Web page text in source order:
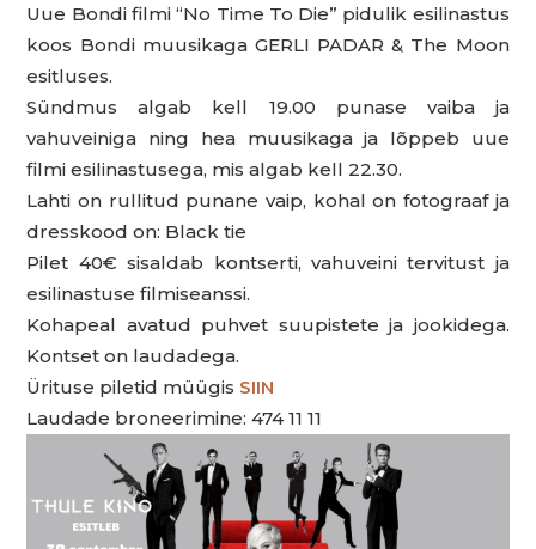
Uue Bondi filmi “No Time To Die” pidulik esilinastus
koos Bondi muusikaga GERLI PADAR & The Moon
esitluses.
Sündmus algab kell 19.00 punase vaiba ja
vahuveiniga ning hea muusikaga ja lõppeb uue
filmi esilinastusega, mis algab kell 22.30.
Lahti on rullitud punane vaip, kohal on fotograaf ja
dresskood on: Black tie
Pilet 40€ sisaldab kontserti, vahuveini tervitust ja
esilinastuse filmiseanssi.
Kohapeal avatud puhvet suupistete ja jookidega.
Kontset on laudadega.
Ürituse piletid müügis SIIN
Laudade broneerimine: 474 11 11